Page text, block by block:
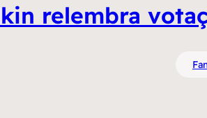
relembra